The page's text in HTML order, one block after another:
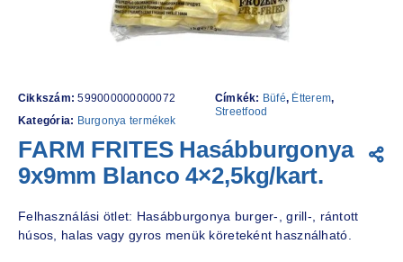
Cikkszám:599000000000072
Kategória: Burgonya termékek
Címkék: Büfé, Étterem,
Streetfood
FARM FRITES Hasábburgonya
9x9mm Blanco 4×2,5kg/kart.
Felhasználási ötlet: Hasábburgonya burger-, grill-, rántott
húsos, halas vagy gyros menük köreteként használható.